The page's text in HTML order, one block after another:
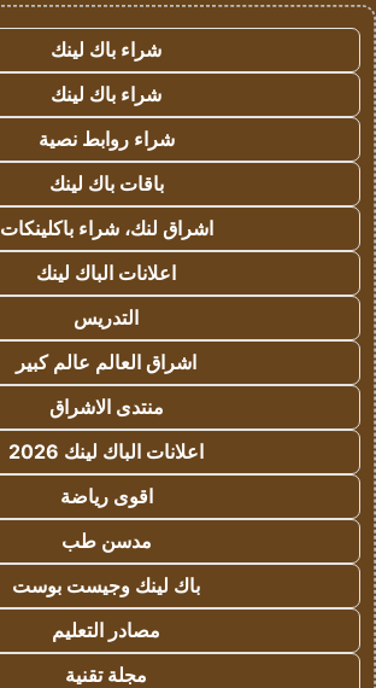
شراء باك لينك
شراء باك لينك
شراء روابط نصية
باقات باك لينك
اشراق لنك، شراء باكلينكات
اعلانات الباك لينك
التدريس
اشراق العالم عالم كبير
منتدى الاشراق
اعلانات الباك لينك 2026
اقوى رياضة
مدسن طب
باك لينك وجيست بوست
مصادر التعليم
مجلة تقنية